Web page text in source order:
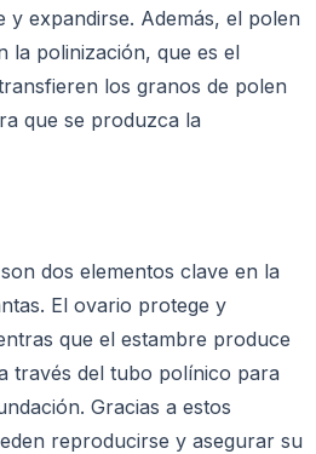
y expandirse. Además, el polen
la polinización, que es el
los granos de polen
que se produzca la
dos elementos clave en la
El ovario protege y
que el estambre produce
través del tubo polínico para
Gracias a estos
reproducirse y asegurar su